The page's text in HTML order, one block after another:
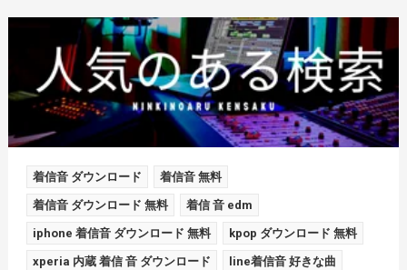
着信音 ダウンロード 着信音 無料
着信音 ダウンロード 無料 着信 音 edm
iphone 着信音 ダウンロード 無料 kpop ダウンロード 無料
xperia 内蔵 着信 音 ダウンロード line着信音 好きな曲